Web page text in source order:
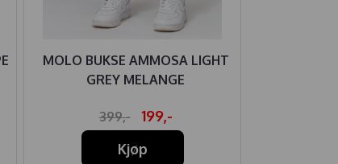
MOLO BUKSE AMMOSA LIGHT
GREY MELANGE
399,-
199,-
Kjøp